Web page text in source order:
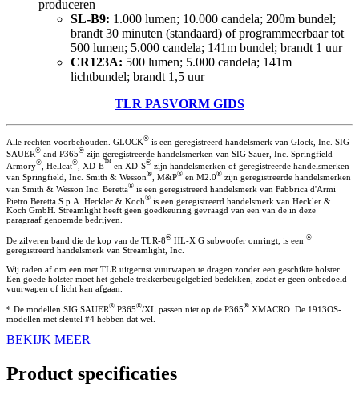
produceren
SL-B9: 1.000 lumen; 10.000 candela; 200m bundel;
brandt 30 minuten (standaard) of programmeerbaar tot
500 lumen; 5.000 candela; 141m bundel; brandt 1 uur
CR123A: 500 lumen; 5.000 candela; 141m
lichtbundel; brandt 1,5 uur
TLR PASVORM GIDS
Alle rechten voorbehouden. GLOCK® is een geregistreerd handelsmerk van Glock, Inc. SIG
SAUER® and P365® zijn geregistreerde handelsmerken van SIG Sauer, Inc. Springfield
Armory® , Hellcat® , XD-E™ en XD-S® zijn handelsmerken of geregistreerde handelsmerken
van Springfield, Inc. Smith & Wesson® , M&P® en M2.0® zijn geregistreerde handelsmerken
van Smith & Wesson Inc. Beretta® is een geregistreerd handelsmerk van Fabbrica d'Armi
Pietro Beretta S.p.A. Heckler & Koch® is een geregistreerd handelsmerk van Heckler &
Koch GmbH. Streamlight heeft geen goedkeuring gevraagd van een van de in deze
paragraaf genoemde bedrijven.
De zilveren band die de kop van de TLR-8® HL-X G subwoofer omringt, is een ®
geregistreerd handelsmerk van Streamlight, Inc.
Wij raden af om een met TLR uitgerust vuurwapen te dragen zonder een geschikte holster.
Een goede holster moet het gehele trekkerbeugelgebied bedekken, zodat er geen onbedoeld
vuurwapen of licht kan afgaan.
* De modellen SIG SAUER® P365®/XL passen niet op de P365® XMACRO. De 1913OS-
modellen met sleutel #4 hebben dat wel.
BEKIJK MEER
Product specificaties